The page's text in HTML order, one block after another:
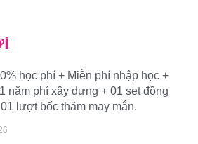
học phí + Miễn phí nhập học +
năm phí xây dựng + 01 set đồng
lượt bốc thăm may mắn.